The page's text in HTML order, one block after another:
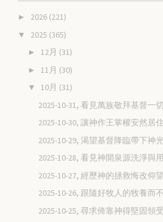
► 2026 (221)
▼ 2025 (365)
► 12月 (31)
► 11月 (30)
▼ 10月 (31)
2025-10-31, 看見萬族敬拜基督一
2025-10-30, 讓神作王掌權安然居
2025-10-29, 渴望基督降臨帶下神
2025-10-28, 看見神開泉源洗淨與
2025-10-27, 經歷神的拯救悔改仰
2025-10-26, 跟隨好牧人的牧養而
2025-10-25, 尋求倚靠神得堅固領